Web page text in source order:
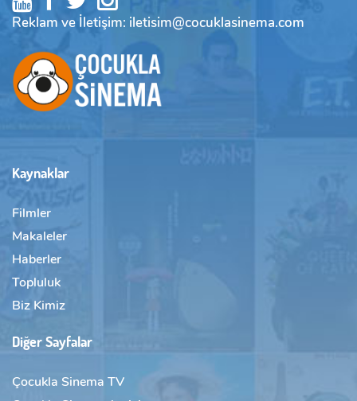
Reklam ve İletişim: iletisim@cocuklasinema.com
Kaynaklar
Filmler
Makaleler
Haberler
Topluluk
Biz Kimiz
Diğer Sayfalar
Çocukla Sinema TV